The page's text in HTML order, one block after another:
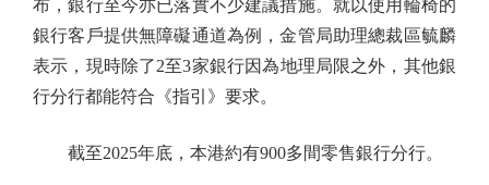
布，銀行至今亦已落實不少建議措施。就以使用輪椅的
銀行客戶提供無障礙通道為例，金管局助理總裁區毓麟
表示，現時除了2至3家銀行因為地理局限之外，其他銀
行分行都能符合《指引》要求。
截至2025年底，本港約有900多間零售銀行分行。